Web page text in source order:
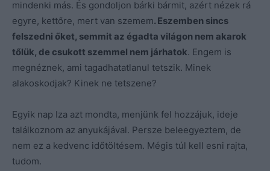
mindenki más. És gondoljon bárki bármit, azért nézek rá
egyre, kettőre, mert van szemem. Eszemben sincs
felszedni őket, semmit az égadta világon nem akarok
tőlük, de csukott szemmel nem járhatok. Engem is
megnéznek, ami tagadhatatlanul tetszik. Minek
alakoskodjak? Kinek ne tetszene?
Egyik nap Iza azt mondta, menjünk fel hozzájuk, ideje
találkoznom az anyukájával. Persze beleegyeztem, de
nem ez a kedvenc időtöltésem. Mégis túl kell esni rajta,
tudom.